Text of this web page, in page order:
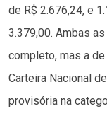
de R$ 2.676,24, e
3.379,00. Ambas
completo, mas a
Carteira Nacional
provisória na